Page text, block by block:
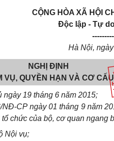
CỘNG HÒA XÃ HỘI
Độc lập - Tự
Hà Nội,
NGHỊ ĐỊNH
QUYỀN HẠN VÀ CƠ
19 tháng 6 năm 2015;
CP ngày 01 tháng 9 năm
chức của bộ, cơ quan ngang
Nội vụ;